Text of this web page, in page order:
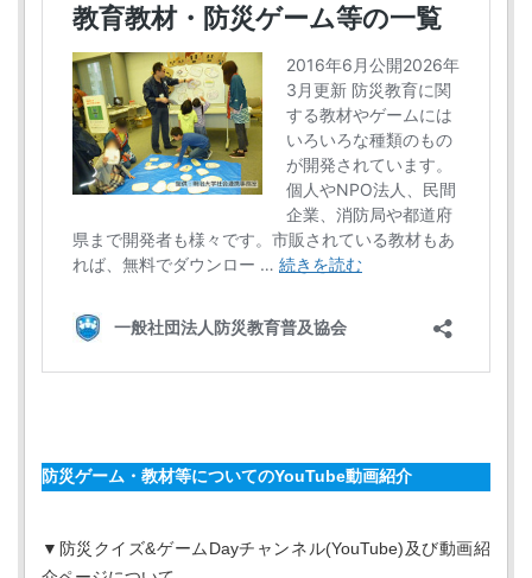
防災ゲーム・教材等についてのYouTube動画紹介
▼防災クイズ&ゲームDayチャンネル(YouTube)及び動画紹